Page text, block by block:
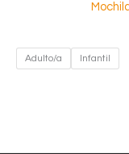
Adulto/a Infantil